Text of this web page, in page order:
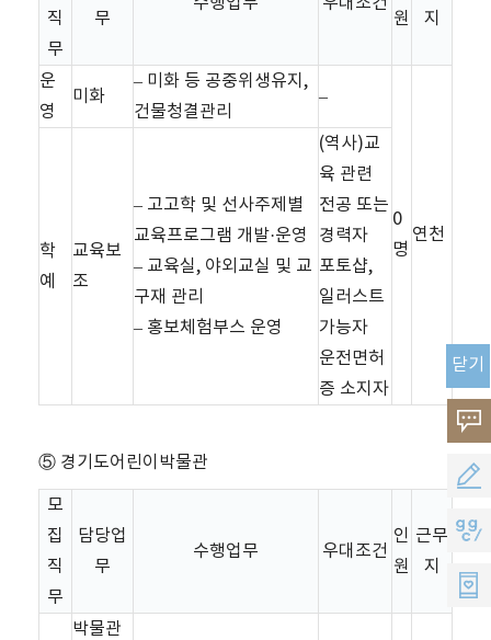
고
리
공
모
지
지
씨
닫기
직
무
무
원
지
운
영
미화
– 미화 등 공중위생유지,
건물청결관리
–
0
명
연천
학
예
교육보
조
– 고고학 및 선사주제별
교육프로그램 개발·운영
– 교육실, 야외교실 및 교
구재 관리
– 홍보체험부스 운영
(역사)교
육 관련
전공 또는
경력자
포토샵,
일러스트
가능자
운전면허
증 소지자
⑤ 경기도어린이박물관
모
집
직
무
담당업
무
수행업무 우대조건
인
원
근무
지
박물관